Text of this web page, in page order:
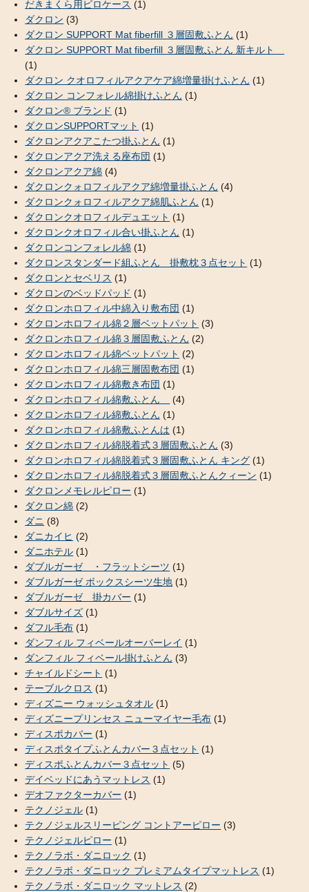
だきまくら用ピロケース (1)
ダクロン (3)
ダクロン SUPPORT Mat fiberfill ３層固敷ふとん (1)
ダクロン SUPPORT Mat fiberfill ３層固敷ふとん 新キルト
(1)
ダクロン クオロフィルアクアケア綿増量掛けふとん (1)
ダクロン コンフォレル綿掛けふとん (1)
ダクロン® ブランド (1)
ダクロンSUPPORTマット (1)
ダクロンアクアこたつ掛ふとん (1)
ダクロンアクア洗える座布団 (1)
ダクロンアクア綿 (4)
ダクロンクォロフィルアクア綿増量掛ふとん (4)
ダクロンクォロフィルアクア綿肌ふとん (1)
ダクロンクオロフィルデュエット (1)
ダクロンクオロフィル合い掛ふとん (1)
ダクロンコンフォレル綿 (1)
ダクロンスタンダード組ふとん 掛敷枕３点セット (1)
ダクロンとセベリス (1)
ダクロンのベッドパッド (1)
ダクロンホロフィル中綿入り敷布団 (1)
ダクロンホロフィル綿２層ベットパット (3)
ダクロンホロフィル綿３層固敷ふとん (2)
ダクロンホロフィル綿ベットパット (2)
ダクロンホロフィル綿三層固敷布団 (1)
ダクロンホロフィル綿敷き布団 (1)
ダクロンホロフィル綿敷ふとん
(4)
ダクロンホロフィル綿敷ふとん (1)
ダクロンホロフィル綿敷ふとんは (1)
ダクロンホロフィル綿脱着式３層固敷ふとん (3)
ダクロンホロフィル綿脱着式３層固敷ふとん キング (1)
ダクロンホロフィル綿脱着式３層固敷ふとんクィーン (1)
ダクロンメモレルピロー (1)
ダクロン綿 (2)
ダニ (8)
ダニカイヒ (2)
ダニホテル (1)
ダブルガーゼ ・フラットシーツ (1)
ダブルガーゼ ボックスシーツ生地 (1)
ダブルガーゼ 掛カバー (1)
ダブルサイズ (1)
ダフル毛布 (1)
ダンフィル フィベールオーバーレイ (1)
ダンフィル フィベール掛けふとん (3)
チャイルドシート (1)
テーブルクロス (1)
ディズニー ウォッシュタオル (1)
ディズニープリンセス ニューマイヤー毛布 (1)
ディスポカバー (1)
ディスポタイプふとんカバー３点セット (1)
ディスポふとんカバー３点セット (5)
デイベッドにあうマットレス (1)
デオファクターカバー (1)
テクノジェル (1)
テクノジェルスリーピング コントアーピロー (3)
テクノジェルピロー (1)
テクノラボ・ダニロック (1)
テクノラボ・ダニロック プレミアムタイプマットレス (1)
テクノラボ・ダニロック マットレス (2)